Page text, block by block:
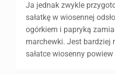
Ja jednak zwykle
sałatkę w wiosennej
ogórkiem i papryką
marchewki. Jest bardziej
sałatce wiosenny powiew